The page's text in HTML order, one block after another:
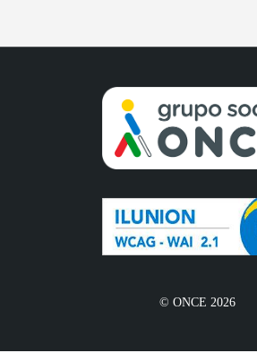
© ONCE 2026